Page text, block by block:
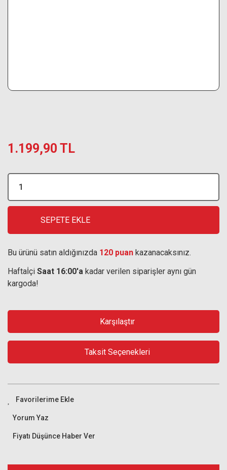
1.199,90 TL
SEPETE EKLE
Bu ürünü satın aldığınızda 120 puan kazanacaksınız.
Haftaİçi Saat 16:00'a kadar verilen siparişler aynı gün
kargoda!
Karşılaştır
Taksit Seçenekleri
Yorum Yaz
Fiyatı Düşünce Haber Ver